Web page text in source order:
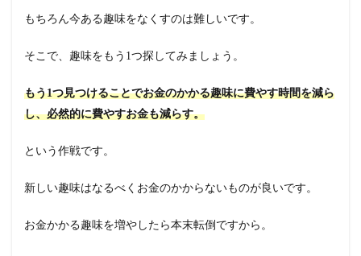
もちろん今ある趣味をなくすのは難しいです。
そこで、趣味をもう1つ探してみましょう。
もう1つ見つけることでお金のかかる趣味に費やす時間を減ら
し、必然的に費やすお金も減らす。
という作戦です。
新しい趣味はなるべくお金のかからないものが良いです。
お金かかる趣味を増やしたら本末転倒ですから。